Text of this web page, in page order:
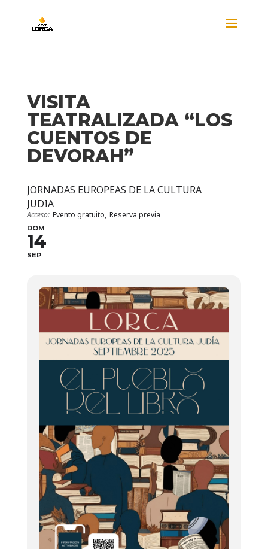
VISITA
TEATRALIZADA “LOS
CUENTOS DE
DEVORAH”
JORNADAS EUROPEAS DE LA CULTURA
JUDIA
Acceso: Evento gratuito, Reserva previa
DOM
14
SEP